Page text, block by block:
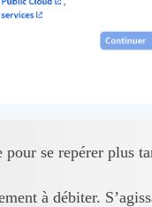
se repérer plus
à débiter.